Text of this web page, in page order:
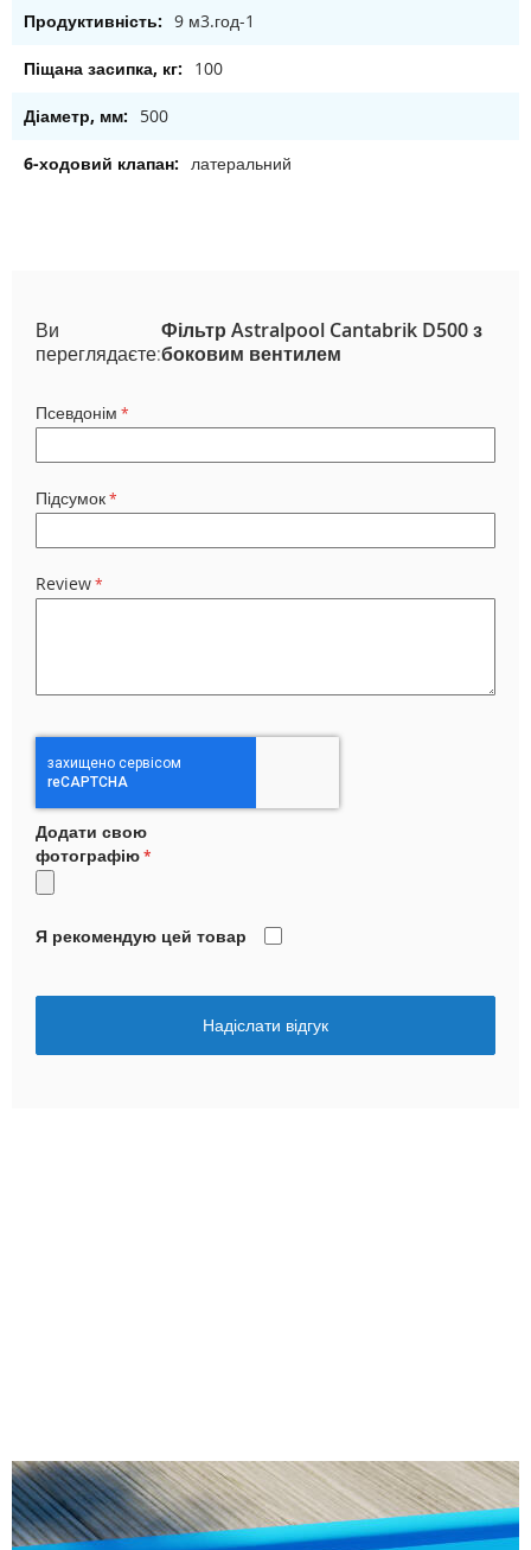
9 м3.год-1
100
500
латеральний
Ви
переглядаєте:
Фільтр Astralpool Cantabrik D500 з
боковим вентилем
Псевдонім
Підсумок
Review
Додати свою
фотографію
Я рекомендую цей товар
Надіслати відгук